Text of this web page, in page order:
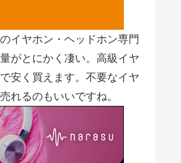
イヤホン・ヘッドホン専門
がとにかく凄い。高級イヤ
安く買えます。不要なイヤ
れるのもいいですね。